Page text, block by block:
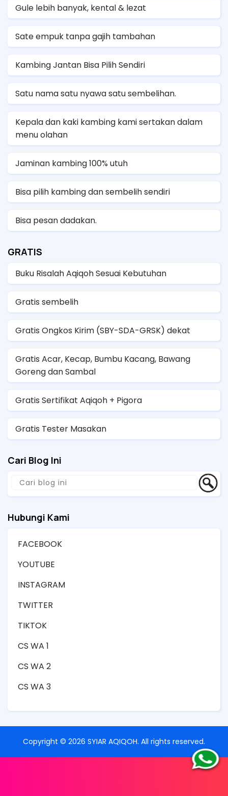
Gule lebih banyak, kental & lezat
Sate empuk tanpa gajih tambahan
Kambing Jantan Bisa Pilih Sendiri
Satu nama satu nyawa satu sembelihan.
Kepala dan kaki kambing kami sertakan dalam
menu olahan
Jaminan kambing 100% utuh
Bisa pilih kambing dan sembelih sendiri
Bisa pesan dadakan.
GRATIS
Buku Risalah Aqiqoh Sesuai Kebutuhan
Gratis sembelih
Gratis Ongkos Kirim (SBY-SDA-GRSK) dekat
Gratis Acar, Kecap, Bumbu Kacang, Bawang
Goreng dan Sambal
Gratis Sertifikat Aqiqoh + Pigora
Gratis Tester Masakan
Cari Blog Ini
Hubungi Kami
FACEBOOK
YOUTUBE
INSTAGRAM
TWITTER
TIKTOK
CS WA 1
CS WA 2
CS WA 3
Copyright © 2026 SYIAR AQIQOH. All rights reserved.